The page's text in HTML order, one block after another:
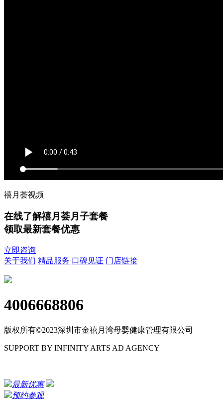
禧月荟视频
在线了解禧月荟月子套餐
领取最新套餐优惠
立即咨询
关于我们 精品服务 口碑见证 门店链接
4006668806
版权所有©2023深圳市金禧月湾母婴健康管理有限公司
SUPPORT BY INFINITY ARTS AD AGENCY
最新优惠
预约参观